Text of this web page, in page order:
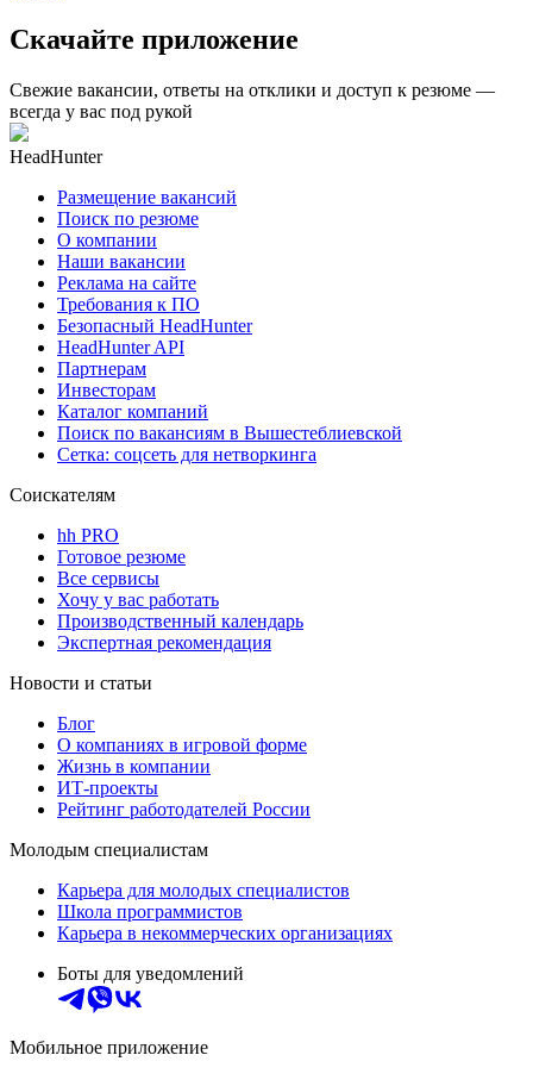
Скачайте приложение
Свежие вакансии, ответы на отклики и доступ к резюме —
всегда у вас под рукой
HeadHunter
Размещение вакансий
Поиск по резюме
О компании
Наши вакансии
Реклама на сайте
Требования к ПО
Безопасный HeadHunter
HeadHunter API
Партнерам
Инвесторам
Каталог компаний
Поиск по вакансиям в Вышестеблиевской
Сетка: соцсеть для нетворкинга
Соискателям
hh PRO
Готовое резюме
Все сервисы
Хочу у вас работать
Производственный календарь
Экспертная рекомендация
Новости и статьи
Блог
О компаниях в игровой форме
Жизнь в компании
ИТ-проекты
Рейтинг работодателей России
Молодым специалистам
Карьера для молодых специалистов
Школа программистов
Карьера в некоммерческих организациях
Боты для уведомлений
Мобильное приложение